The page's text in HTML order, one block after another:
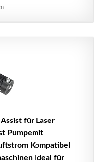
für Laser
Pumpemit
Kompatibel
Ideal für